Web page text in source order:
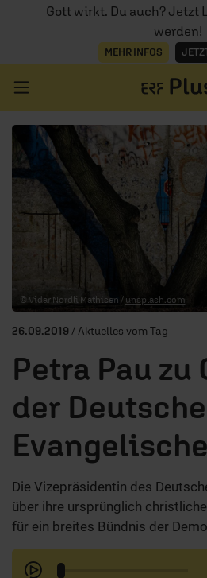
Gott wirkt. Du auch? Jetzt
werden!
MEHR INFOS
ERZÄHL MAL
AUDIOTHEK
PROGRAMM
MITMACHEN
© Vidar Nordli Mathisen / unsplash.com
26.09.2019 / Aktuelles vom Tag
Petra Pau zu
der
Die Vizepräsidentin des
über ihre ursprünglich
für ein breites Bündnis der